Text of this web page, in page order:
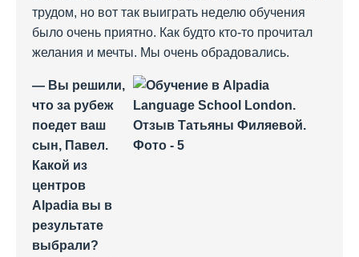
трудом, но вот так выиграть неделю обучения
было очень приятно. Как будто кто-то прочитал
желания и мечты. Мы очень обрадовались.
— Вы решили,
что за рубеж
поедет ваш
сын, Павел.
Какой из
центров
Alpadia вы в
результате
выбрали?